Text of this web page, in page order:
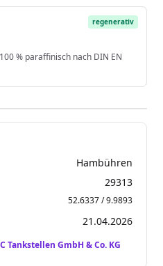
regenerativ
% paraffinisch nach DIN EN
Hambühren
29313
52.6337 / 9.9893
21.04.2026
Tankstellen GmbH & Co. KG